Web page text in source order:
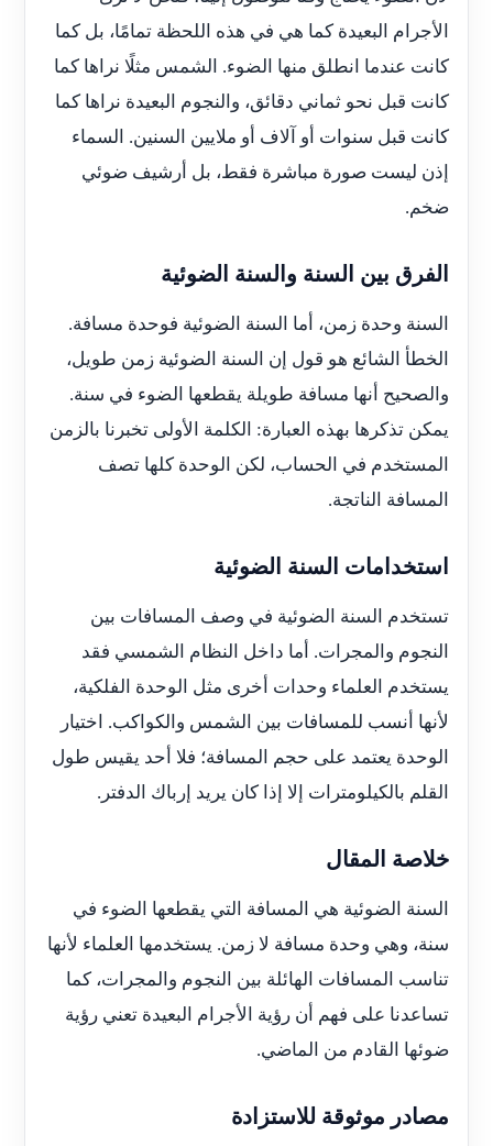
الأجرام البعيدة كما هي في هذه اللحظة تمامًا، بل كما
كانت عندما انطلق منها الضوء. الشمس مثلًا نراها كما
كانت قبل نحو ثماني دقائق، والنجوم البعيدة نراها كما
كانت قبل سنوات أو آلاف أو ملايين السنين. السماء
إذن ليست صورة مباشرة فقط، بل أرشيف ضوئي
ضخم.
الفرق بين السنة والسنة الضوئية
السنة وحدة زمن، أما السنة الضوئية فوحدة مسافة.
الخطأ الشائع هو قول إن السنة الضوئية زمن طويل،
والصحيح أنها مسافة طويلة يقطعها الضوء في سنة.
يمكن تذكرها بهذه العبارة: الكلمة الأولى تخبرنا بالزمن
المستخدم في الحساب، لكن الوحدة كلها تصف
المسافة الناتجة.
استخدامات السنة الضوئية
تستخدم السنة الضوئية في وصف المسافات بين
النجوم والمجرات. أما داخل النظام الشمسي فقد
يستخدم العلماء وحدات أخرى مثل الوحدة الفلكية،
لأنها أنسب للمسافات بين الشمس والكواكب. اختيار
الوحدة يعتمد على حجم المسافة؛ فلا أحد يقيس طول
القلم بالكيلومترات إلا إذا كان يريد إرباك الدفتر.
خلاصة المقال
السنة الضوئية هي المسافة التي يقطعها الضوء في
سنة، وهي وحدة مسافة لا زمن. يستخدمها العلماء لأنها
تناسب المسافات الهائلة بين النجوم والمجرات، كما
تساعدنا على فهم أن رؤية الأجرام البعيدة تعني رؤية
ضوئها القادم من الماضي.
مصادر موثوقة للاستزادة